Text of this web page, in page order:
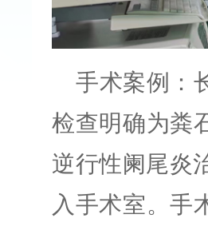
手术案例：
检查明确为粪
逆行性阑尾炎
入手术室。手